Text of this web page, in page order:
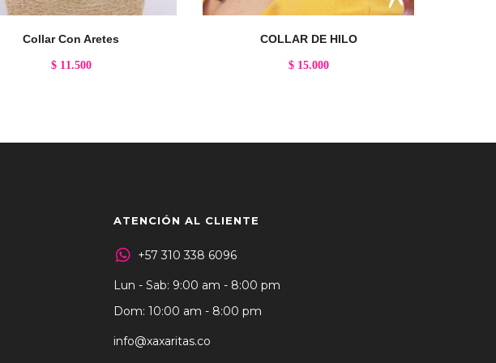
Collar Con Aretes
$11.500
COLLAR DE HILO
$15.000
ATENCIÓN AL CLIENTE
+57 310 338 6096
Lun - Sab: 9:00 am - 8:00 pm
Dom: 10:00 am - 8:00 pm
info@xaxaritas.co